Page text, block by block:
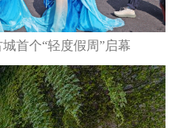
首个“轻度假周”启幕